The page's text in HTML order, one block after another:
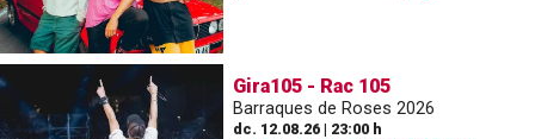
Gira105 - Rac 105
Barraques de Roses 2026
dc. 12.08.26| 23:00 h